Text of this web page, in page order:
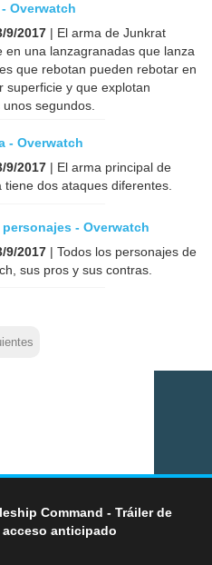
Overwatch
9/2017 | El arma de Junkrat
en una lanzagranadas que lanza
que rebotan pueden rebotar en
superficie y que explotan
unos segundos.
- Overwatch
9/2017 | El arma principal de
tiene dos ataques diferentes.
- Overwatch
9/2017 | Todos los personajes de
sus pros y sus contras.
Command - Tráiler de
anticipado